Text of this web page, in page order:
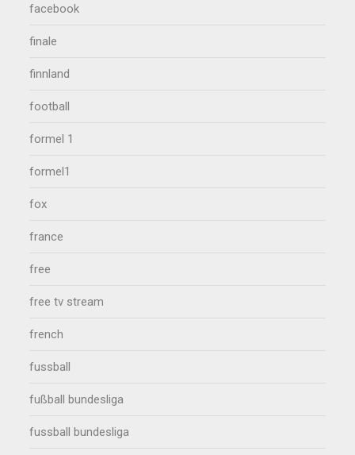
facebook
finale
finnland
football
formel 1
formel1
fox
france
free
free tv stream
french
fussball
fußball bundesliga
fussball bundesliga